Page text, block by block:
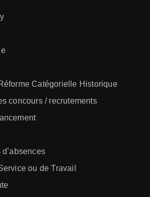
Catégorielle Historique
concours / recrutements
ou de Travail